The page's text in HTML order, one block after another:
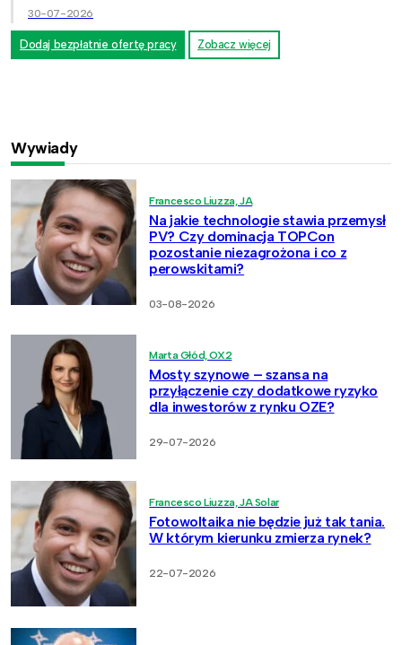
30-07-2026
Dodaj bezpłatnie ofertę pracy Zobacz więcej
Wywiady
Francesco Liuzza, JA
Na jakie technologie stawia przemysł
PV? Czy dominacja TOPCon
pozostanie niezagrożona i co z
perowskitami?
03-08-2026
Marta Głód, OX2
Mosty szynowe – szansa na
przyłączenie czy dodatkowe ryzyko
dla inwestorów z rynku OZE?
29-07-2026
Francesco Liuzza, JA Solar
Fotowoltaika nie będzie już tak tania.
W którym kierunku zmierza rynek?
22-07-2026